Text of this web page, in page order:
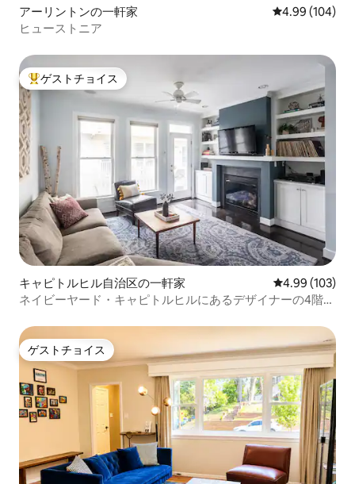
アーリントンの一軒家 レビュー104
4.99 (104)
ヒューストニア
大好評のゲストチョイスです。
ゲストチョイス
キャピトルヒル自治区の一軒家 レビュー103
4.99 (103)
ネイビーヤード・キャピトルヒルにあるデザイナーの4階建
ゲストチョイス
ゲストチョイス